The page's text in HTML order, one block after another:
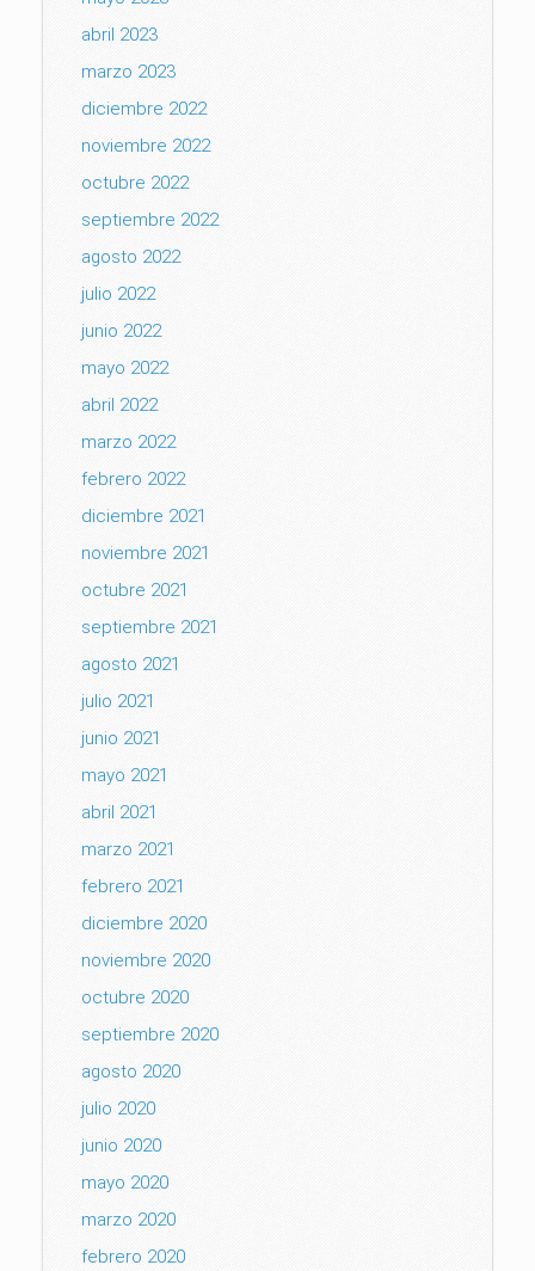
abril 2023
marzo 2023
diciembre 2022
noviembre 2022
octubre 2022
septiembre 2022
agosto 2022
julio 2022
junio 2022
mayo 2022
abril 2022
marzo 2022
febrero 2022
diciembre 2021
noviembre 2021
octubre 2021
septiembre 2021
agosto 2021
julio 2021
junio 2021
mayo 2021
abril 2021
marzo 2021
febrero 2021
diciembre 2020
noviembre 2020
octubre 2020
septiembre 2020
agosto 2020
julio 2020
junio 2020
mayo 2020
marzo 2020
febrero 2020